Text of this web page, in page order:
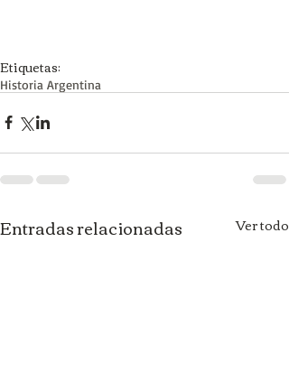
Etiquetas:
Historia Argentina
Entradas relacionadas Ver todo